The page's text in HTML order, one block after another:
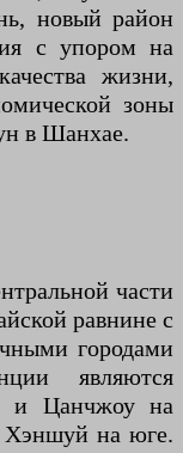
новый район
с упором на
жизни,
зоны
в Шанхае.
части
равнине с
городами
являются
и Цанчжоу на
Хэншуй на юге.